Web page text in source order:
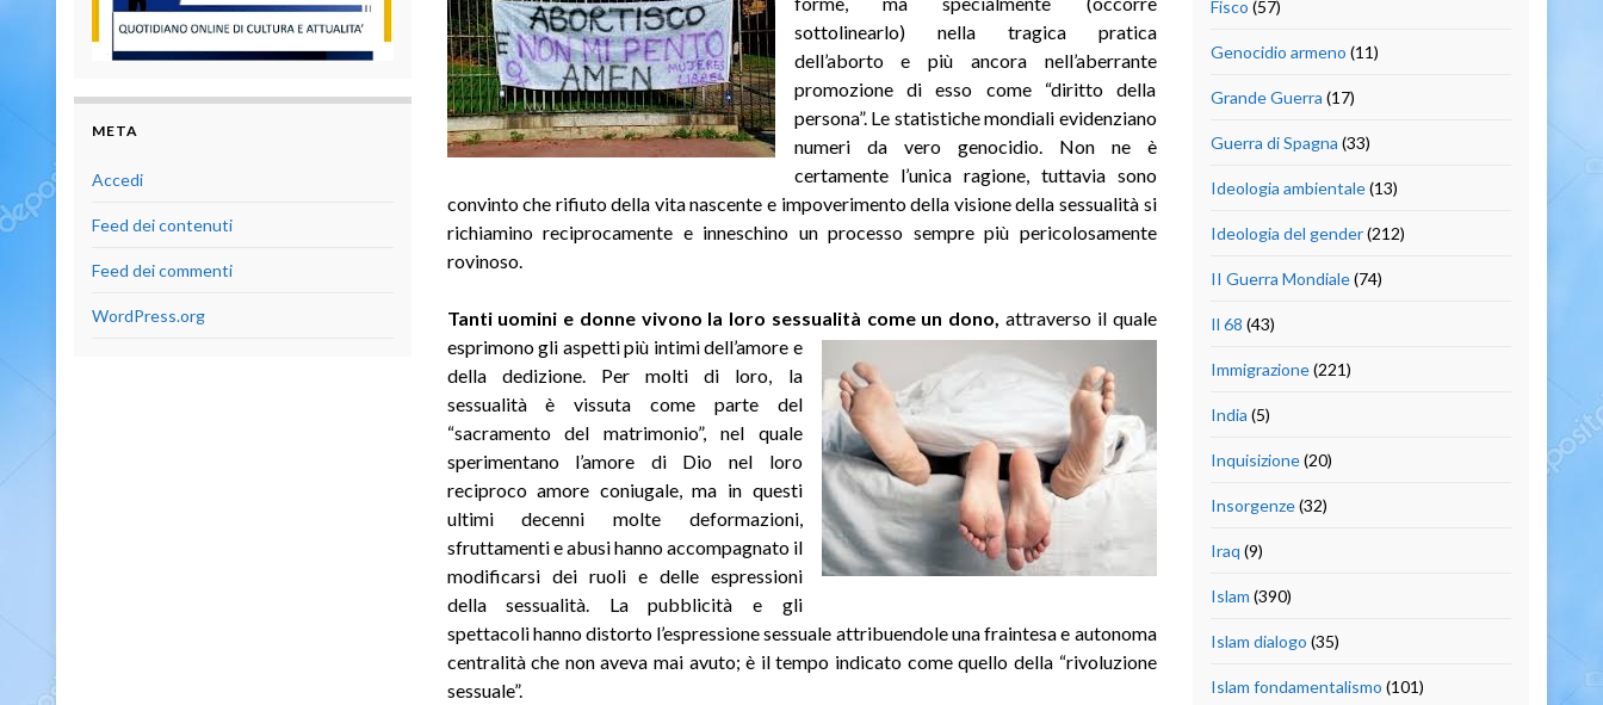
sottolinearlo) nella tragica pratica
dell’aborto e più ancora nell’aberrante
promozione di esso come “diritto della
persona”. Le statistiche mondiali evidenziano
numeri da vero genocidio. Non ne è
certamente l’unica ragione, tuttavia sono
convinto che rifiuto della vita nascente e impoverimento della visione della sessualità si
richiamino reciprocamente e inneschino un processo sempre più pericolosamente
rovinoso.
Tanti uomini e donne vivono la loro sessualità come un dono, attraverso il quale
esprimono gli aspetti più intimi dell’amore e
della dedizione. Per molti di loro, la
sessualità è vissuta come parte del
“sacramento del matrimonio”, nel quale
sperimentano l’amore di Dio nel loro
reciproco amore coniugale, ma in questi
ultimi decenni molte deformazioni,
sfruttamenti e abusi hanno accompagnato il
modificarsi dei ruoli e delle espressioni
della sessualità. La pubblicità e gli
spettacoli hanno distorto l’espressione sessuale attribuendole una fraintesa e autonoma
centralità che non aveva mai avuto; è il tempo indicato come quello della “rivoluzione
sessuale”.
META
Accedi
Feed dei contenuti
Feed dei commenti
WordPress.org
Fisco (57)
Genocidio armeno (11)
Grande Guerra (17)
Guerra di Spagna (33)
Ideologia ambientale(13)
Ideologia del gender(212)
II Guerra Mondiale(74)
Il 68 (43)
Immigrazione(221)
India (5)
Inquisizione(20)
Insorgenze(32)
Iraq (9)
Islam (390)
Islam dialogo (35)
Islam fondamentalismo (101)